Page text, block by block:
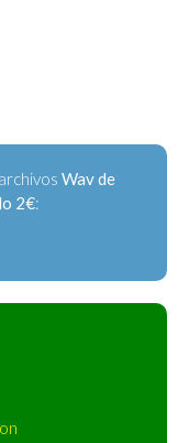
Wav de
2€: